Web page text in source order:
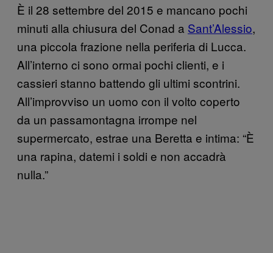
È il 28 settembre del 2015 e mancano pochi
minuti alla chiusura del Conad a Sant’Alessio,
una piccola frazione nella periferia di Lucca.
All’interno ci sono ormai pochi clienti, e i
cassieri stanno battendo gli ultimi scontrini.
All’improvviso un uomo con il volto coperto
da un passamontagna irrompe nel
supermercato, estrae una Beretta e intima: “È
una rapina, datemi i soldi e non accadrà
nulla.”